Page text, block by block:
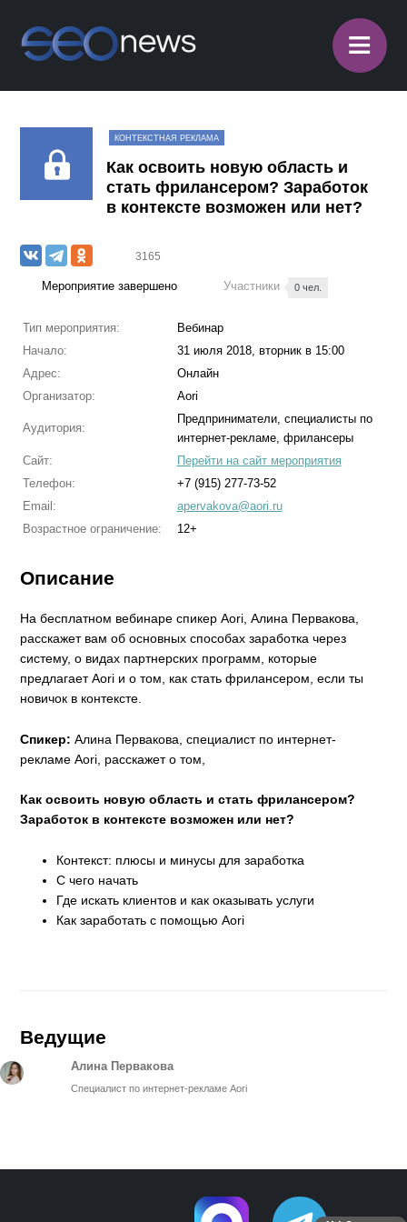
≡
КОНТЕКСТНАЯ РЕКЛАМА
Как освоить новую область и
стать фрилансером? Заработок
в контексте возможен или нет?
3165
Мероприятие завершено Участники 0 чел.
Тип мероприятия:
Вебинар
Начало:
31 июля 2018, вторник в 15:00
Адрес:
Онлайн
Организатор:
Aori
Аудитория:
Предприниматели, специалисты по
интернет-рекламе, фрилансеры
Сайт:
Перейти на сайт мероприятия
Телефон:
+7 (915) 277-73-52
Email:
apervakova@aori.ru
Возрастное ограничение:
12+
Описание
На бесплатном вебинаре спикер Aori, Алина Первакова,
расскажет вам об основных способах заработка через
систему, о видах партнерских программ, которые
предлагает Aori и о том, как стать фрилансером, если ты
новичок в контексте.
Спикер: Алина Первакова, специалист по интернет-
рекламе Aori, расскажет о том,
Как освоить новую область и стать фрилансером?
Заработок в контексте возможен или нет?
Контекст: плюсы и минусы для заработка
С чего начать
Где искать клиентов и как оказывать услуги
Как заработать с помощью Aori
Ведущие
Алина Первакова
Специалист по интернет-рекламе Aori